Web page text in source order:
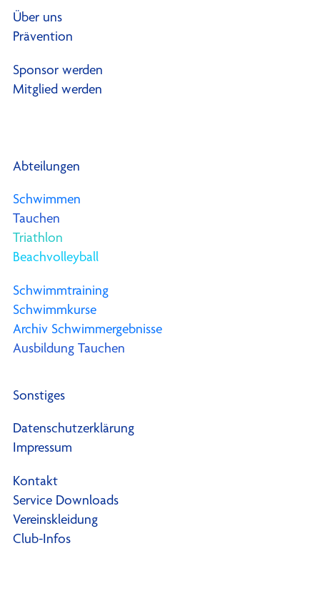
Über uns
Prävention
Sponsor werden
Mitglied werden
Abteilungen
Schwimmen
Tauchen
Triathlon
Beachvolleyball
Schwimmtraining
Schwimmkurse
Archiv Schwimmergebnisse
Ausbildung Tauchen
Sonstiges
Datenschutzerklärung
Impressum
Kontakt
Service Downloads
Vereinskleidung
Club-Infos